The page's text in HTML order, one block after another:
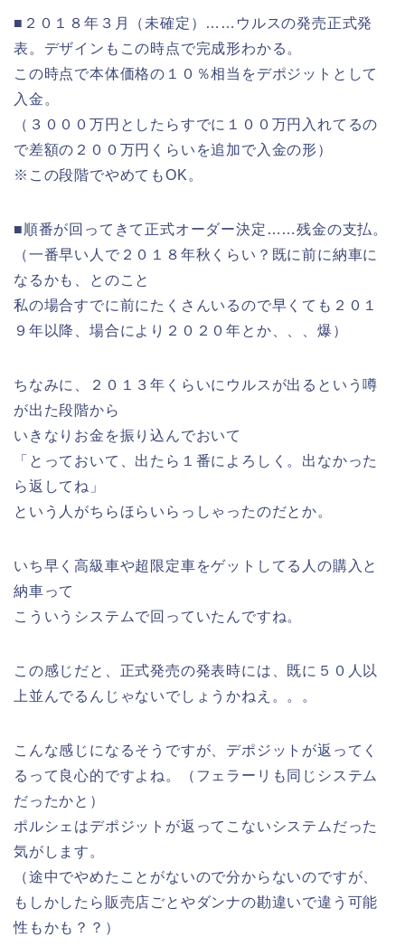
■２０１８年３月（未確定）……ウルスの発売正式発
表。デザインもこの時点で完成形わかる。
この時点で本体価格の１０％相当をデポジットとして
入金。
（３０００万円としたらすでに１００万円入れてるの
で差額の２００万円くらいを追加で入金の形）
※この段階でやめてもOK。
■順番が回ってきて正式オーダー決定……残金の支払。
（一番早い人で２０１８年秋くらい？既に前に納車に
なるかも、とのこと
私の場合すでに前にたくさんいるので早くても２０１
９年以降、場合により２０２０年とか、、、爆）
ちなみに、２０１３年くらいにウルスが出るという噂
が出た段階から
いきなりお金を振り込んでおいて
「とっておいて、出たら１番によろしく。出なかった
ら返してね」
という人がちらほらいらっしゃったのだとか。
いち早く高級車や超限定車をゲットしてる人の購入と
納車って
こういうシステムで回っていたんですね。
この感じだと、正式発売の発表時には、既に５０人以
上並んでるんじゃないでしょうかねえ。。。
こんな感じになるそうですが、デポジットが返ってく
るって良心的ですよね。（フェラーリも同じシステム
だったかと）
ポルシェはデポジットが返ってこないシステムだった
気がします。
（途中でやめたことがないので分からないのですが、
もしかしたら販売店ごとやダンナの勘違いで違う可能
性もかも？？）